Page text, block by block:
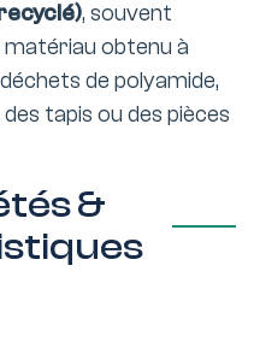
, souvent
matériau obtenu à
de polyamide,
tapis ou des pièces
&